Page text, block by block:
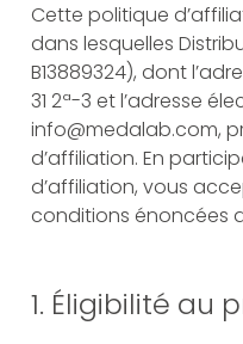
Acheter CDS GEN®
Découvrez CDS GEN®
Cette politique
dans lesquelles
B13889324), dont
31 2ª-3 et l’adresse
info@medalab.com,
d’affiliation. En
d’affiliation, vous
conditions énoncées
1. Éligibilité au